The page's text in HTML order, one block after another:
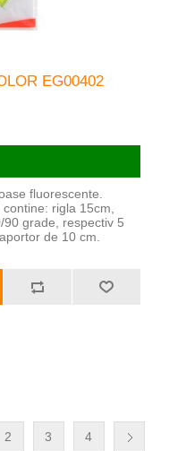
EG00402
fluorescente.
rigla 15cm,
grade, respectiv 5
de 10 cm.
2 3 4